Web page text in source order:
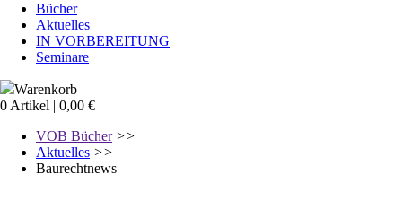
überspringen
Bücher
Aktuelles
IN VORBEREITUNG
Seminare
Warenkorb
0 Artikel | 0,00 €
VOB Bücher >>
Aktuelles >>
Baurechtnews